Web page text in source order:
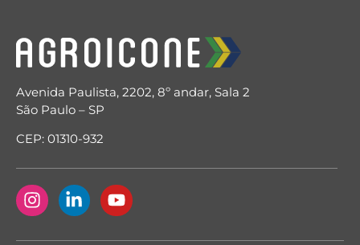
Avenida Paulista, 2202, 8º andar, Sala 2
São Paulo – SP
CEP: 01310-932